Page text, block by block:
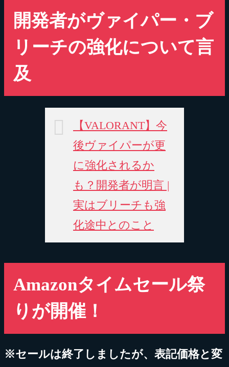
開発者がヴァイパー・ブ
リーチの強化について言
及
【VALORANT】今
後ヴァイパーが更
に強化されるか
も？開発者が明言 |
実はブリーチも強
化途中とのこと
Amazonタイムセール祭
りが開催！
※セールは終了しましたが、表記価格と変